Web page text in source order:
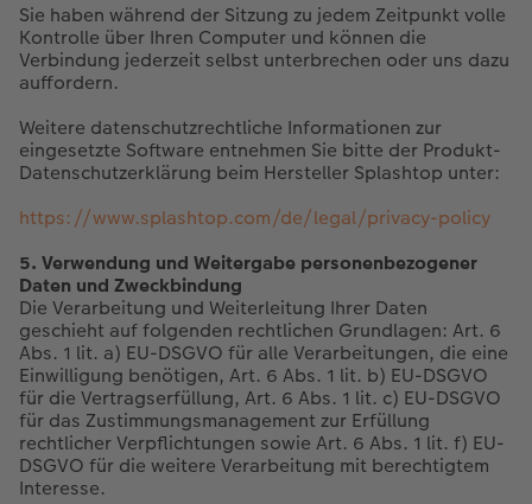
Sie haben während der Sitzung zu jedem Zeitpunkt volle
Kontrolle über Ihren Computer und können die
Verbindung jederzeit selbst unterbrechen oder uns dazu
auffordern.
Weitere datenschutzrechtliche Informationen zur
eingesetzte Software entnehmen Sie bitte der Produkt-
Datenschutzerklärung beim Hersteller Splashtop unter:
https://www.splashtop.com/de/legal/privacy-policy
5. Verwendung und Weitergabe personenbezogener
Daten und Zweckbindung
Die Verarbeitung und Weiterleitung Ihrer Daten
geschieht auf folgenden rechtlichen Grundlagen: Art. 6
Abs. 1 lit. a) EU-DSGVO für alle Verarbeitungen, die eine
Einwilligung benötigen, Art. 6 Abs. 1 lit. b) EU-DSGVO
für die Vertragserfüllung, Art. 6 Abs. 1 lit. c) EU-DSGVO
für das Zustimmungsmanagement zur Erfüllung
rechtlicher Verpflichtungen sowie Art. 6 Abs. 1 lit. f) EU-
DSGVO für die weitere Verarbeitung mit berechtigtem
Interesse.